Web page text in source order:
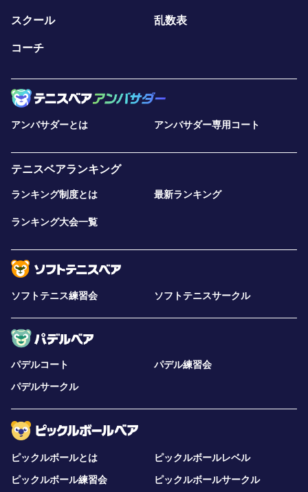
スクール 乱数表
コーチ
アンバサダーとは アンバサダー専用コート
テニスベアランキング
ランキング制度とは 最新ランキング
ランキング大会一覧
ソフトテニス練習会 ソフトテニスサークル
パデルコート
パデル練習会
パデルサークル
ピックルボールとは
ピックルボールレベル
ピックルボール練習会
ピックルボールサークル